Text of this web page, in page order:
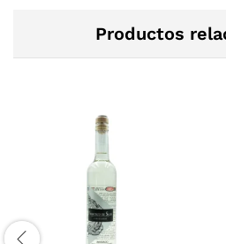
Productos